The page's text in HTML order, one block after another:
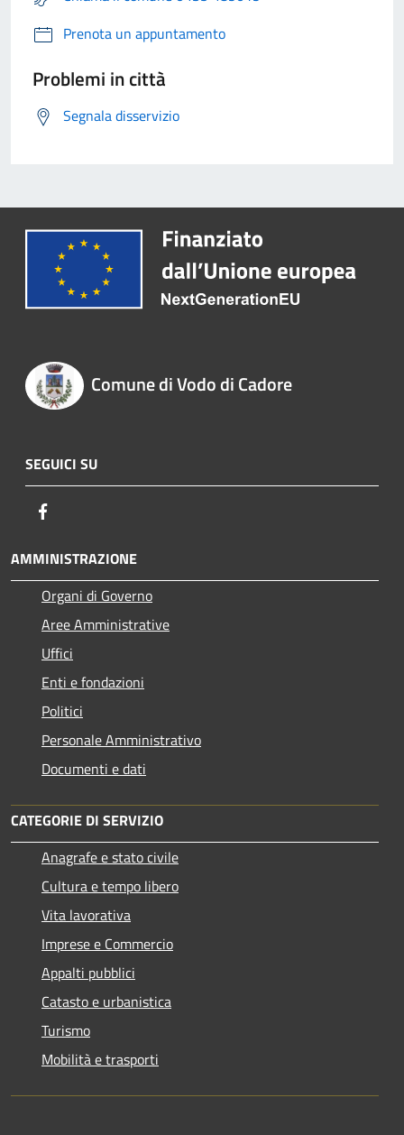
Prenota un appuntamento
Problemi in città
Segnala disservizio
Comune di Vodo di Cadore
SEGUICI SU
AMMINISTRAZIONE
Organi di Governo
Aree Amministrative
Uffici
Enti e fondazioni
Politici
Personale Amministrativo
Documenti e dati
CATEGORIE DI SERVIZIO
Anagrafe e stato civile
Cultura e tempo libero
Vita lavorativa
Imprese e Commercio
Appalti pubblici
Catasto e urbanistica
Turismo
Mobilità e trasporti